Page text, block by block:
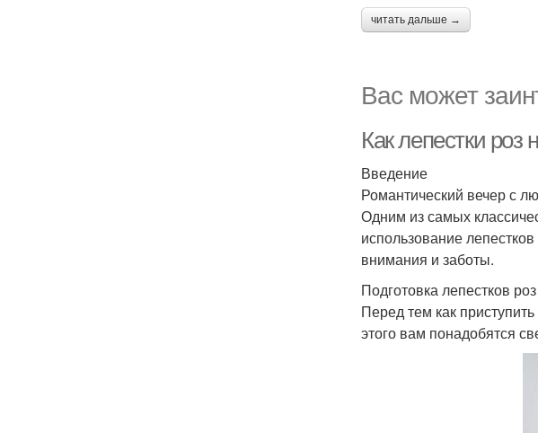
читать дальше →
Вас может
Как лепестки
Введение
Романтический вечер с
Одним из самых
использование
внимания и заботы.
Подготовка лепестков роз
Перед тем как
этого вам понадобятся